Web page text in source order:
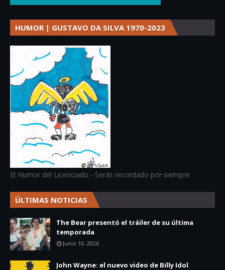
HUMOR | GUSTAVO DA SILVA 1970-2023
El Humor del Licenciado - Serás recordado por siempre
ÚLTIMAS NOTICIAS
The Bear presentó el tráiler de su última
temporada
Junio 10, 2026
John Wayne: el nuevo video de Billy Idol